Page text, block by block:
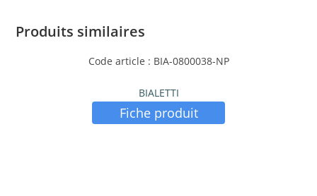
Produits similaires
Code article : BIA-0800038-NP
BIALETTI
Fiche produit